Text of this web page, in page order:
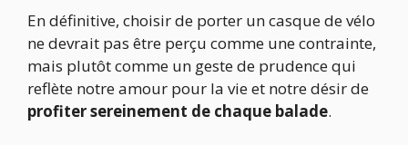
En définitive, choisir de porter un casque de vélo
ne devrait pas être perçu comme une contrainte,
mais plutôt comme un geste de prudence qui
reflète notre amour pour la vie et notre désir de
profiter sereinement de chaque balade.